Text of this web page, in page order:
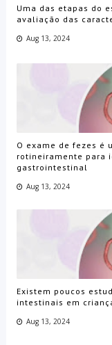
Uma das etapas do
avaliação das
Aug 13, 2024
O exame de fezes é
rotineiramente para
gastrointestinal
Aug 13, 2024
Existem poucos
intestinais em
Aug 13, 2024